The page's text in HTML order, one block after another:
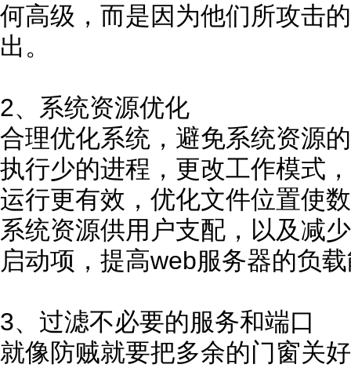
何高级，而是因为他们所攻击
出。
2、系统资源优化
合理优化系统，避免系统资源
执行少的进程，更改工作模式
运行更有效，优化文件位置使
系统资源供用户支配，以及减
启动项，提高web服务器的负
3、过滤不必要的服务和端口
就像防贼就要把多余的门窗关